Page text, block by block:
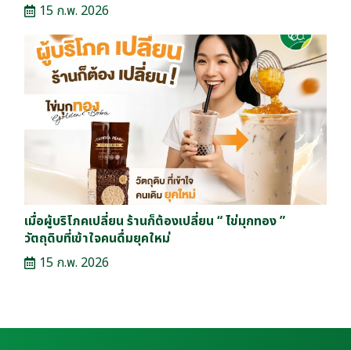
15 ก.พ. 2026
เมื่อผู้บริโภคเปลี่ยน ร้านก็ต้องเปลี่ยน “ ไข่มุกทอง ”
วัตถุดิบที่เข้าใจคนดื่มยุคใหม่
15 ก.พ. 2026